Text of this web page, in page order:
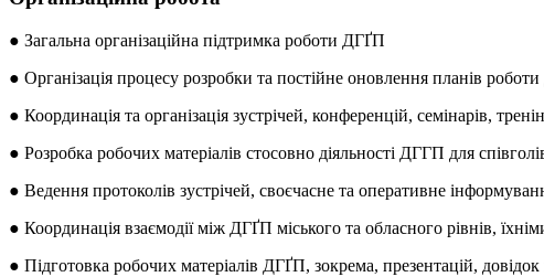
● Загальна організаційна підтримка роботи ДГҐП
● Організація процесу розробки та постійне оновлення планів
● Координація та організація зустрічей, конференцій, семінарів,
● Розробка робочих матеріалів стосовно діяльності ДГГП для
● Ведення протоколів зустрічей, своєчасне та оперативне
● Координація взаємодії між ДГҐП міського та обласного рівнів,
● Підготовка робочих матеріалів ДГҐП, зокрема, презентацій,